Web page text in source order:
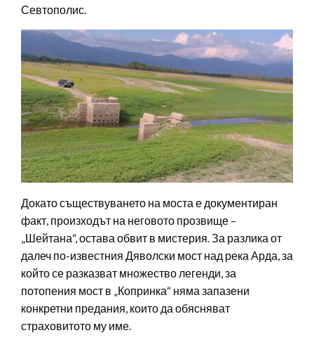
Севтополис.
Докато съществуването на моста е документиран
факт, произходът на неговото прозвище –
„Шейтана“, остава обвит в мистерия. За разлика от
далеч по-известния Дяволски мост над река Арда, за
който се разказват множество легенди, за
потопения мост в „Копринка“ няма запазени
конкретни предания, които да обясняват
страховитото му име.